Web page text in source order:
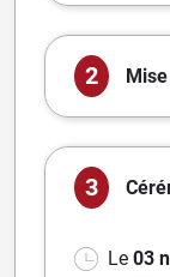
2
3
Le 03